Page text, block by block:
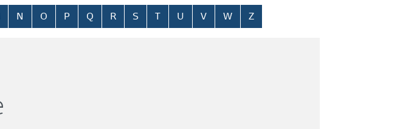
N O P Q R S T U V W Z